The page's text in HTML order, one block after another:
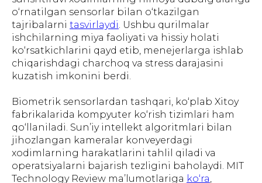
o‘rnatilgan sensorlar bilan o‘tkazilgan
tajribalarni tasvirlaydi. Ushbu qurilmalar
ishchilarning miya faoliyati va hissiy holati
ko‘rsatkichlarini qayd etib, menejerlarga ishlab
chiqarishdagi charchoq va stress darajasini
kuzatish imkonini berdi.
Biometrik sensorlardan tashqari, ko‘plab Xitoy
fabrikalarida kompyuter ko‘rish tizimlari ham
qo‘llaniladi. Sun’iy intellekt algoritmlari bilan
jihozlangan kameralar konveyerdagi
xodimlarning harakatlarini tahlil qiladi va
operatsiyalarni bajarish tezligini baholaydi. MIT
Technology Review ma’lumotlariga ko‘ra,